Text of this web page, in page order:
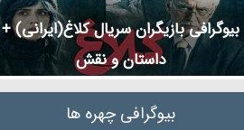
بیوگرافی بازیگران سریال کلاغ(ایرانی) +
داستان و نقش
بیوگرافی چهره ها